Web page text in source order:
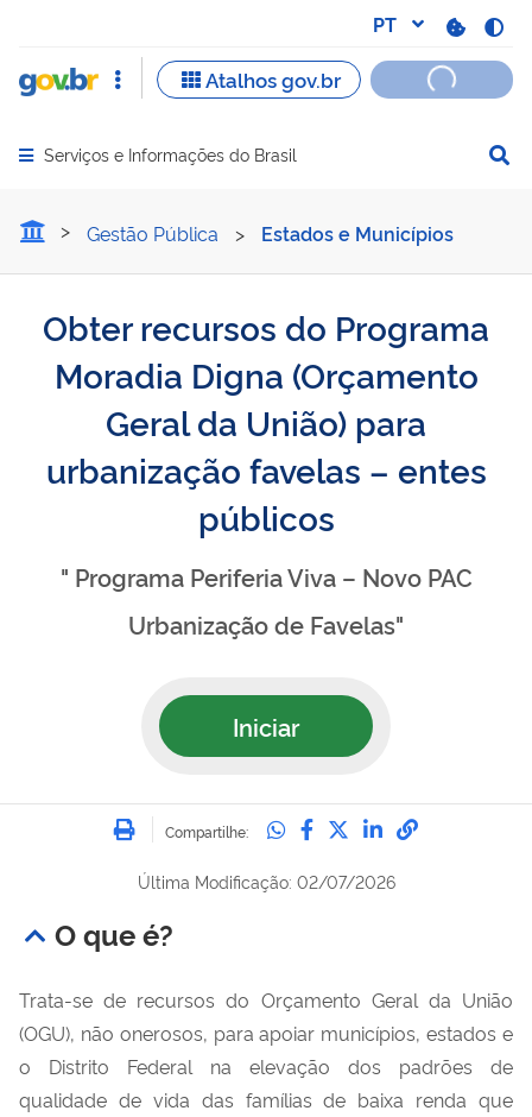
Abrir menu principal de navegação
Serviços e Informações do Brasil
Obter recursos do
Gestão Pública > Estados e Municípios
Obter recursos do Programa
Moradia Digna (Orçamento
Geral da União) para
urbanização favelas – entes
públicos
" Programa Periferia Viva – Novo PAC
Urbanização de Favelas"
Iniciar
Imprimir
Compartilhe: Compartilhe no
Compartilhe no
Compartilhe no
Compartilhe
Última Modificação: 02/07/2026
O que é?
Trata-se de recursos do Orçamento Geral da União
(OGU), não onerosos, para apoiar municípios, estados e
o Distrito Federal na elevação dos padrões de
qualidade de vida das famílias de baixa renda que